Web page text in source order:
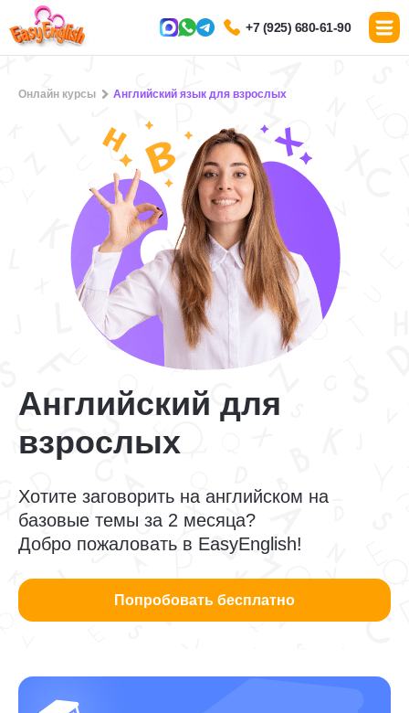
+7 (925) 680-61-90
Онлайн курсы Английский язык для взрослых
Английский для
взрослых
Хотите заговорить на английском на
базовые темы за 2 месяца?
Добро пожаловать в EasyEnglish!
Попробовать бесплатно